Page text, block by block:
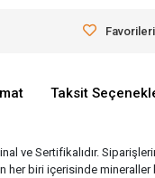
Taksit
ve Sertifikalıdır.
her biri içerisinde